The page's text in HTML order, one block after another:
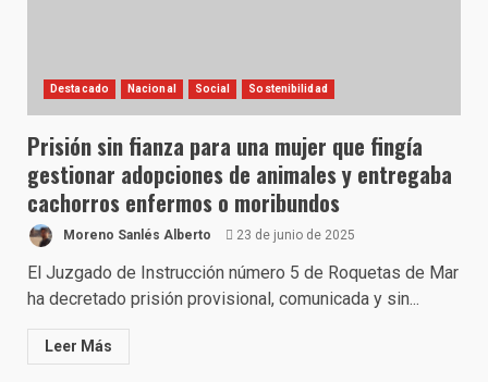
Destacado Nacional Social Sostenibilidad
Prisión sin fianza para una mujer que fingía
gestionar adopciones de animales y entregaba
cachorros enfermos o moribundos
Moreno Sanlés Alberto 23 de junio de 2025
El Juzgado de Instrucción número 5 de Roquetas de Mar
ha decretado prisión provisional, comunicada y sin...
Leer Más